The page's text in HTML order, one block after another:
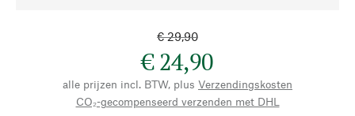
€ 29,90
€ 24,90
alle prijzen incl. BTW, plus Verzendingskosten
CO₂-gecompenseerd verzenden met DHL